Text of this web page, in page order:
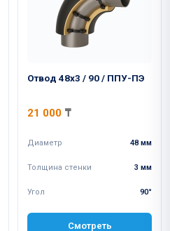
Отвод 48x3 / 90 / ППУ-ПЭ
21 000 ₸
Диаметр 48 мм
Толщина стенки 3 мм
Угол 90°
Смотреть